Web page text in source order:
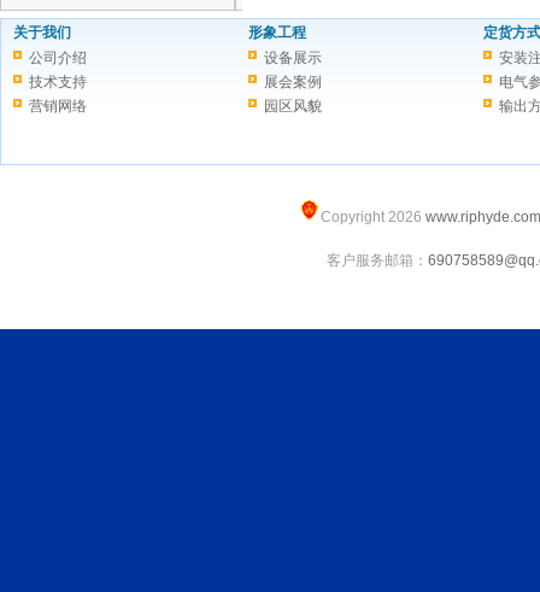
关于我们
公司介绍
技术支持
营销网络
形象工程
设备展示
展会案例
园区风貌
定货方式
安装
电气
输出
Copyright 2026 www.riphyde.com
客户服务邮箱：